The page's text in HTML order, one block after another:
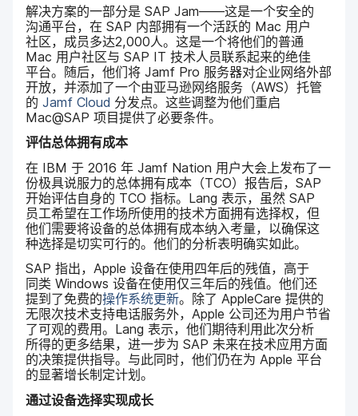
解决​方案​的​一​部分​是 SAP Jam——​这​是​一​个​安全​的​
沟通​平台，​在 SAP 内部​拥​有​一​个​活跃​的 Mac 用户​
社区，​成员​多​达2,000人。​这​是​一​个​将​他们​的​普通
Mac 用户​社区​与 SAP IT技术​人员​联系​起来​的​绝佳​
平台。​随后，​他们​将 Jamf Pro 服务器​对​企业​网络​外部​
开放，​并​添加​了​一​个​由亚​马逊​网络​服务​（AWS）​托管​
的 Jamf Cloud 分​发点。​这些​调整​为​他们​重启
Mac@SAP项目​提供​了​必要​条件。
评估​总体拥有​成本
在 IBM于 2016年 Jamf Nation 用​户​大会​上​发布​了​一​
份​极具​说​服力​的​总体​拥有​成本​（TCO）​报告​后，SAP
开始​评估​自身​的 TCO指标。 Lang表示，​虽然 SAP
员工​希望​在​工作​场所​使用​的​技术​方面​拥有​选择权，​但​
他们​需要​将​设备​的​总体​拥有​成本​纳入​考量，​以确保​这​
种​选择​是​切实​可行​的。​他们​的​分析​表明确实​如此。
SAP指出，Apple设备​在​使用​四​年​后​的​残值，​高于​
同类 Windows设备​在​使用​仅​三​年​后​的​残值。​他们​还​
提到​了​免费​的操作​系统​更新。​除了 AppleCare提供​的​
无限​次​技术​支持​电话​服务外，Apple 公司​还​为​用户​节省​
了​可观​的​费用。 Lang表示，​他们​期待​利用​此​次​分析​
所得​的​更多​结果，​进一步​为 SAP未来​在​技术​应用​方面​
的​决策​提供​指导。​与​此​同时，​他们​仍​在​为 Apple平台​
的​显著​增长​制定​计划。
通过​设备​选择​实现​成长